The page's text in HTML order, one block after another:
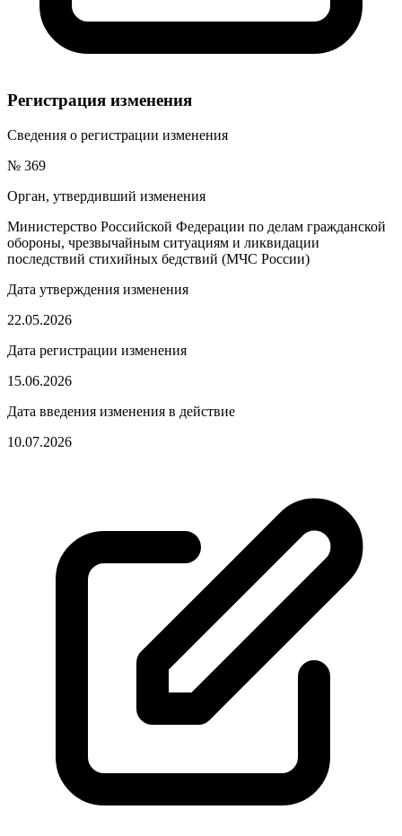
Регистрация изменения
Сведения о регистрации изменения
№ 369
Орган, утвердивший изменения
Министерство Российской Федерации по делам гражданской
обороны, чрезвычайным ситуациям и ликвидации
последствий стихийных бедствий (МЧС России)
Дата утверждения изменения
22.05.2026
Дата регистрации изменения
15.06.2026
Дата введения изменения в действие
10.07.2026